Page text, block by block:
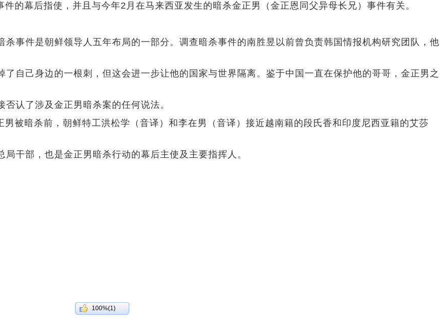
的幕后指使，并且与今年2月在马来西亚发生的暗杀金正男（金正恩同父异母长兄）事件有关。
杀事件是朝鲜领导人五年布局的一部分。调查暗杀事件的南胜昱以前曾负责韩国情报机构研究团队，他
了自己身边的一根刺，但这会进一步让他的国家与世界隔离。鉴于中国一直在保护他的哥哥，金正男之
认了涉及金正男暗杀案的任何说法。
被暗杀前，朝鲜特工洪松学（音译）和李在男（音译）接近越南籍的段氏香和印度尼西亚籍的艾莎
干部，也是金正男暗杀行动的幕后主使及主要指挥人。
100%(1)